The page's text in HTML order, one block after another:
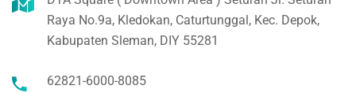
Raya No.9a, Kledokan, Caturtunggal, Kec. Depok,
Kabupaten Sleman, DIY 55281
62821-6000-8085